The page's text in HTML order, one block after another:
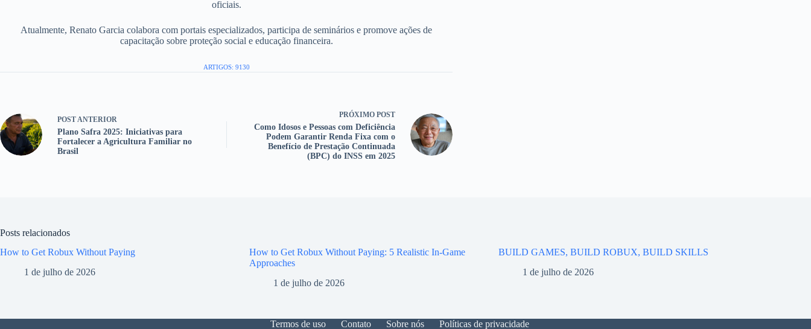
oficiais.
Atualmente, Renato Garcia colabora com portais especializados, participa de seminários e promove ações de
capacitação sobre proteção social e educação financeira.
ARTIGOS: 9130
POST ANTERIOR
Plano Safra 2025: Iniciativas para
Fortalecer a Agricultura Familiar no
Brasil
PRÓXIMO POST
Como Idosos e Pessoas com Deficiência
Podem Garantir Renda Fixa com o
Benefício de Prestação Continuada
(BPC) do INSS em 2025
Posts relacionados
How to Get Robux Without Paying
1 de julho de 2026
How to Get Robux Without Paying: 5 Realistic In-Game
Approaches
1 de julho de 2026
BUILD GAMES, BUILD ROBUX, BUILD SKILLS
1 de julho de 2026
Termos de uso Contato Sobre nós Políticas de privacidade